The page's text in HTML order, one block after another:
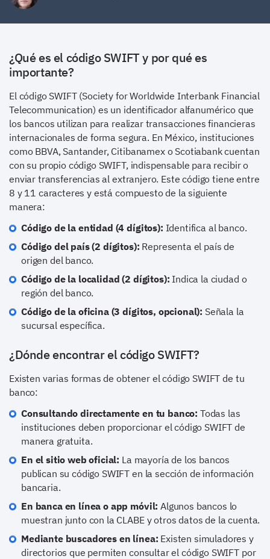
¿Qué es el código SWIFT y por qué es
importante?
El código SWIFT (Society for Worldwide Interbank Financial
Telecommunication) es un identificador alfanumérico que
los bancos utilizan para realizar transacciones financieras
internacionales de forma segura. En México, instituciones
como BBVA, Santander, Citibanamex o Scotiabank cuentan
con su propio código SWIFT, indispensable para recibir o
enviar transferencias al extranjero. Este código tiene entre
8 y 11 caracteres y está compuesto de la siguiente
manera:
Código de la entidad (4 dígitos): Identifica al banco.
Código del país (2 dígitos): Representa el país de
origen del banco.
Código de la localidad (2 dígitos): Indica la ciudad o
región del banco.
Código de la oficina (3 dígitos, opcional): Señala la
sucursal específica.
¿Dónde encontrar el código SWIFT?
Existen varias formas de obtener el código SWIFT de tu
banco:
Consultando directamente en tu banco: Todas las
instituciones deben proporcionar el código SWIFT de
manera gratuita.
En el sitio web oficial: La mayoría de los bancos
publican su código SWIFT en la sección de información
bancaria.
En banca en línea o app móvil: Algunos bancos lo
muestran junto con la CLABE y otros datos de la cuenta.
Mediante buscadores en línea: Existen simuladores y
directorios que permiten consultar el código SWIFT por